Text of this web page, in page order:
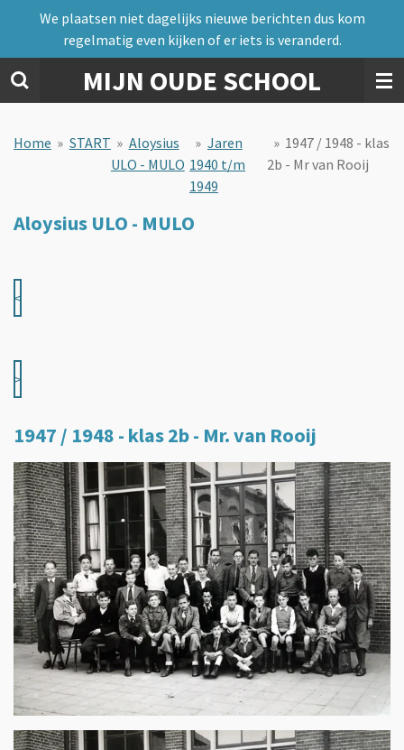
naar
de
hoofdinhoud
MIJN OUDE SCHOOL
We plaatsen niet dagelijks nieuwe berichten dus kom
regelmatig even kijken of er iets is veranderd.
Home » START » Aloysius
ULO - MULO
» Jaren
1940 t/m
1949
» 1947 / 1948 - klas
2b - Mr van Rooij
Aloysius ULO - MULO
<
>
1947 / 1948 - klas 2b - Mr. van Rooij